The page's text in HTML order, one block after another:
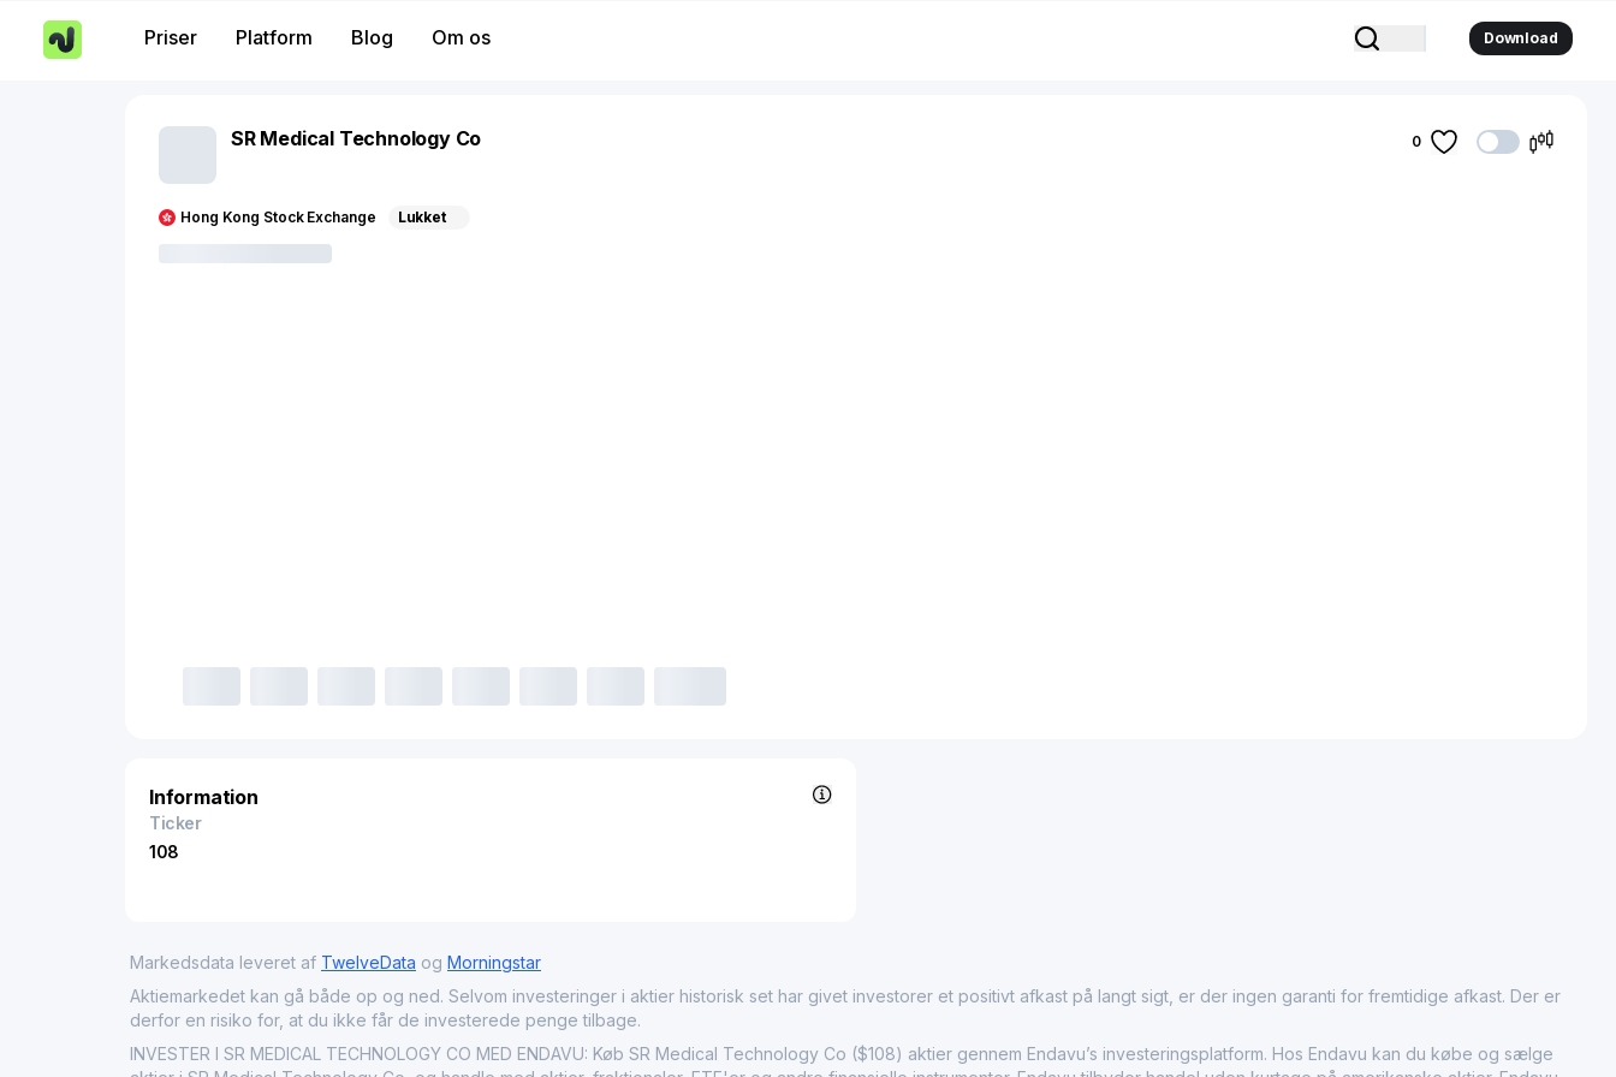
Priser Platform Blog Om os Download
SR Medical Technology Co
Hong Kong Stock Exchange Lukket
0
Information
Ticker
108
Markedsdata leveret af TwelveData og Morningstar
Aktiemarkedet kan gå både op og ned. Selvom investeringer i aktier historisk set har givet investorer et positivt afkast på langt sigt, er der ingen garanti for fremtidige afkast. Der er
derfor en risiko for, at du ikke får de investerede penge tilbage.
INVESTER I SR MEDICAL TECHNOLOGY CO MED ENDAVU: Køb SR Medical Technology Co ($108) aktier gennem Endavu’s investeringsplatform. Hos Endavu kan du købe og sælge